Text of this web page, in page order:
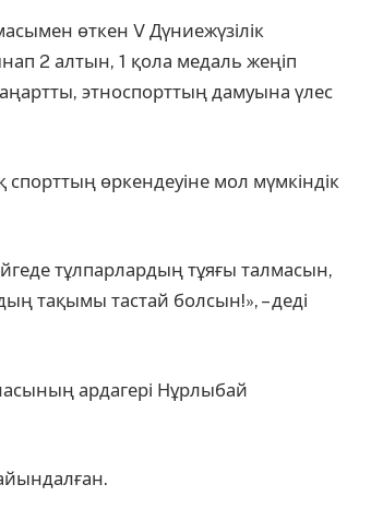
өткен V Дүниежүзілік
2 алтын, 1 қола медаль жеңіп
этноспорттың дамуына үлес
спорттың өркендеуіне мол мүмкіндік
тұлпарлардың тұяғы талмасын,
тақымы тастай болсын!», – деді
ардагері Нұрлыбай